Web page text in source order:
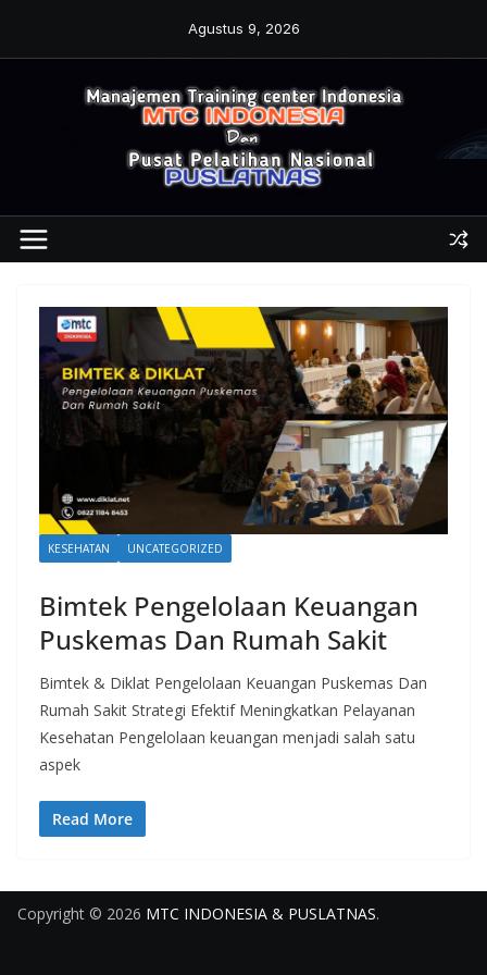
Agustus 9, 2026
KESEHATAN UNCATEGORIZED
Bimtek Pengelolaan Keuangan
Puskemas Dan Rumah Sakit
Bimtek & Diklat Pengelolaan Keuangan Puskemas Dan
Rumah Sakit Strategi Efektif Meningkatkan Pelayanan
Kesehatan Pengelolaan keuangan menjadi salah satu
aspek
Read More
Copyright © 2026 MTC INDONESIA & PUSLATNAS.